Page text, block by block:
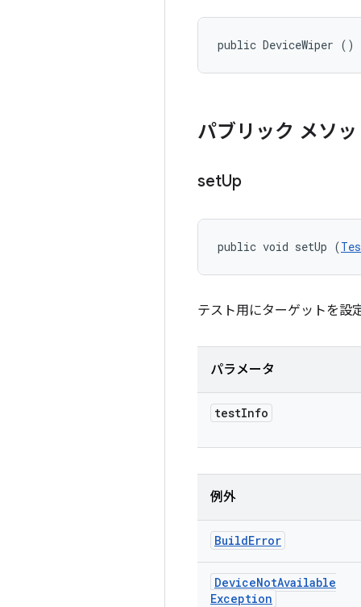
public DeviceWiper ()
パブリック メソッ
setUp
public void setUp (
テスト用にターゲットを設
パラメータ
testInfo
例外
BuildError
DeviceNotAvailable
Exception